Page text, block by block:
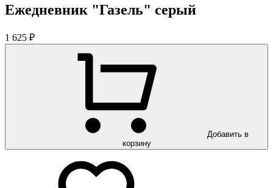
Ежедневник "Газель" серый
1 625 ₽
Добавить в
корзину